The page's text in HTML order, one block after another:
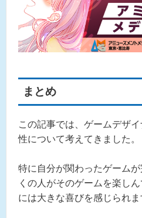
まとめ
この記事では、ゲームデザ
性について考えてきました。
特に自分が関わったゲーム
くの人がそのゲームを楽し
には大きな喜びを感じられま